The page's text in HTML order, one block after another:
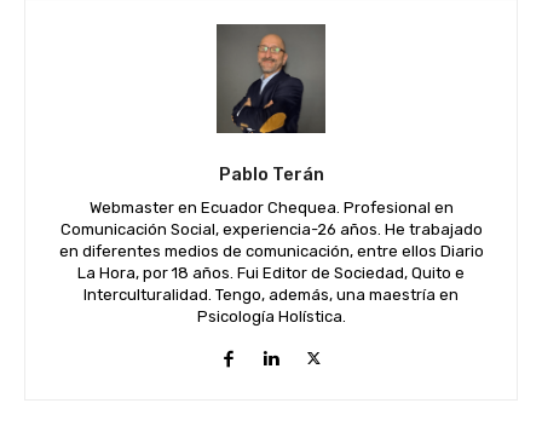
Pablo Terán
Webmaster en Ecuador Chequea. Profesional en
Comunicación Social, experiencia-26 años. He trabajado
en diferentes medios de comunicación, entre ellos Diario
La Hora, por 18 años. Fui Editor de Sociedad, Quito e
Interculturalidad. Tengo, además, una maestría en
Psicología Holística.